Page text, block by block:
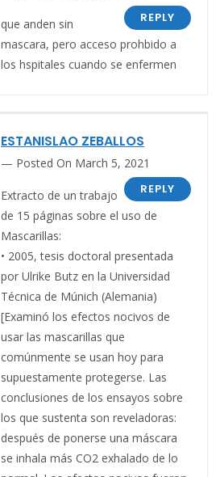
REPLY
que anden sin
mascara, pero acceso prohbido a
los hspitales cuando se enfermen
ESTANISLAO ZEBALLOS
Posted On March 5, 2021
REPLY
Extracto de un trabajo
de 15 páginas sobre el uso de
Mascarillas:
• 2005, tesis doctoral presentada
por Ulrike Butz en la Universidad
Técnica de Múnich (Alemania)
[Examinó los efectos nocivos de
usar las mascarillas que
comúnmente se usan hoy para
supuestamente protegerse. Las
conclusiones de los ensayos sobre
los que sustenta son reveladoras:
después de ponerse una máscara
se inhala más CO2 exhalado de lo